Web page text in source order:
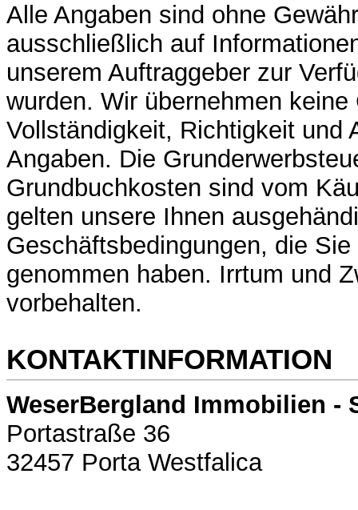
Alle Angaben sind ohne
ausschließlich auf
unserem Auftraggeber zur
wurden. Wir übernehmen keine
Vollständigkeit, Richtigkeit und
Angaben. Die
Grundbuchkosten sind vom
gelten unsere Ihnen
Geschäftsbedingungen, die
genommen haben. Irrtum und
vorbehalten.
KONTAKTINFORMATION
WeserBergland Immobilien -
Portastraße 36
32457 Porta Westfalica